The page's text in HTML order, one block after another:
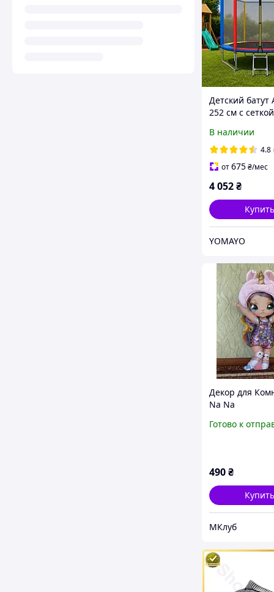
Детский батут
252 см с
Батут для дома,
детской
В наличии
4.8
от675₴/мес
4 052₴
Купить
YOMAYO
Декор для
Na Na
Готово к
490₴
Купить
МКлуб